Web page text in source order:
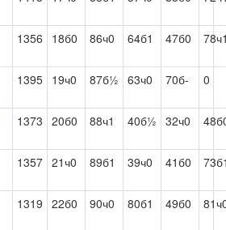
1356 18б0 86ч0 64б1 47б0
1395 19ч0 87б½ 63ч0 70б- 0
1373 20б0 88ч1 40б½ 32ч0
1357 21ч0 89б1 39ч0 41б0
1319 22б0 90ч0 80б1 49б0